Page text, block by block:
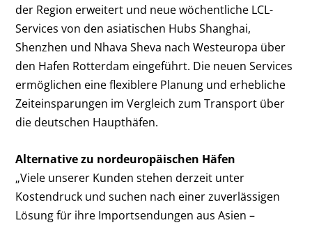
der Region erweitert und neue wöchentliche LCL-
Services von den asiatischen Hubs Shanghai,
Shenzhen und Nhava Sheva nach Westeuropa über
den Hafen Rotterdam eingeführt. Die neuen Services
ermöglichen eine flexiblere Planung und erhebliche
Zeiteinsparungen im Vergleich zum Transport über
die deutschen Haupthäfen.
Alternative zu nordeuropäischen Häfen
„Viele unserer Kunden stehen derzeit unter
Kostendruck und suchen nach einer zuverlässigen
Lösung für ihre Importsendungen aus Asien –